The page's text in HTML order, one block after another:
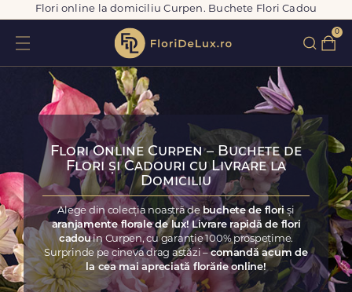
Flori online la domiciliu Curpen. Buchete Flori Cadou
0
Flori Online Curpen – Buchete de
Flori și Cadouri cu Livrare la
Domiciliu
Alege din colecția noastră de buchete de floriși
aranjamente florale de lux! Livrare rapidă de flori
cadouîn Curpen, cu garanție 100% prospețime.
Surprinde pe cineva drag astăzi –comandă acum de
la cea mai apreciată florărie online!